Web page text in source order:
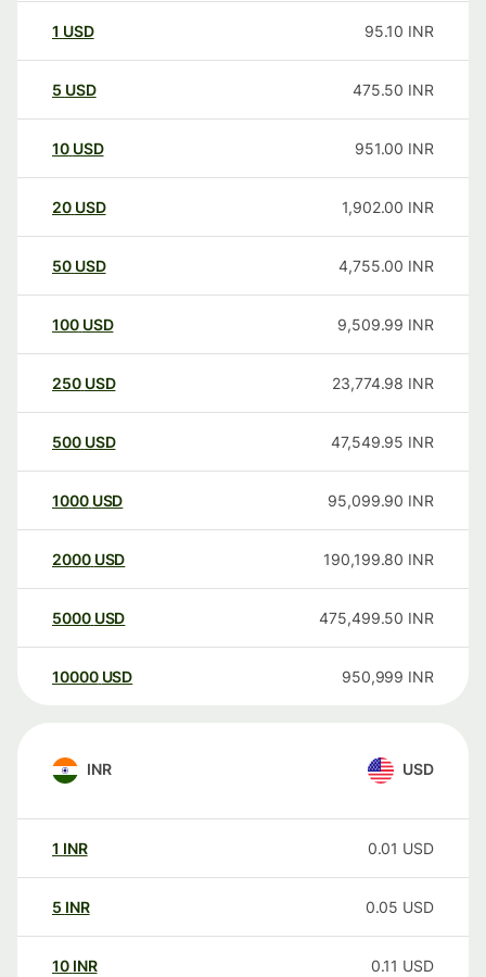
1 USD 95.10 INR
5 USD 475.50 INR
10 USD 951.00 INR
20 USD 1,902.00 INR
50 USD 4,755.00 INR
100 USD 9,509.99 INR
250 USD 23,774.98 INR
500 USD 47,549.95 INR
1000 USD 95,099.90 INR
2000 USD 190,199.80 INR
5000 USD 475,499.50 INR
10000 USD 950,999 INR
INR USD
1 INR 0.01 USD
5 INR 0.05 USD
10 INR 0.11 USD